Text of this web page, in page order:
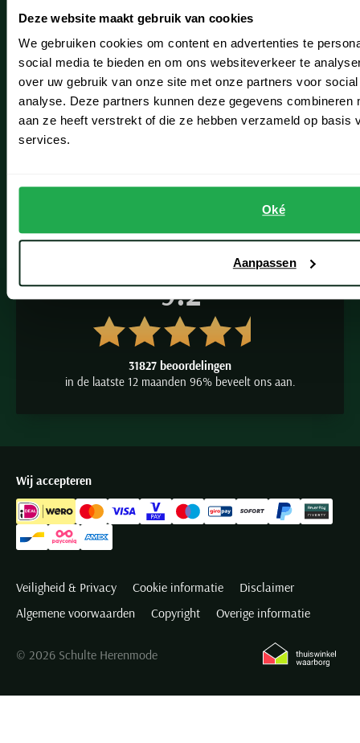
Deze website maakt gebruik van cookies
We gebruiken cookies om content en advertenties te
social media te bieden en om ons websiteverkeer te
over uw gebruik van onze site met onze partners voor
analyse. Deze partners kunnen deze gegevens combineren
aan ze heeft verstrekt of die ze hebben verzameld op basis
services.
Oké
Aanpassen
Seidensticker
Slater
State of Art
Superdry
Tenson
Thomas Maine
Tramarossa
Vanguard
William Lockie
Grote maten herenkleding
Paul & Shark specialist
VIP member
Inspiratie
9.2
31827 beoordelingen
in de laatste 12 maanden 96% beveelt ons aan.
Wij accepteren
Veiligheid & Privacy Cookie informatie
Disclaimer
Algemene voorwaarden
Copyright Overige informatie
© 2026 Schulte Herenmode